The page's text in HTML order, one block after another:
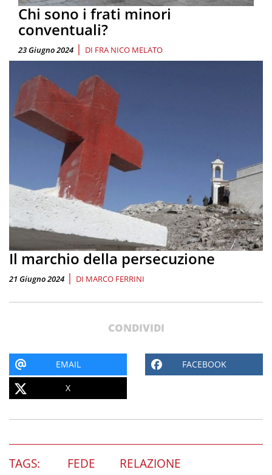
Chi sono i frati minori
conventuali?
23 Giugno 2024 | DI FRA NICO MELATO
Il marchio della persecuzione
21 Giugno 2024 | DI MARCO FERRINI
CONDIVIDI
EMAIL FACEBOOK
X
TAGS: FEDE RELAZIONE